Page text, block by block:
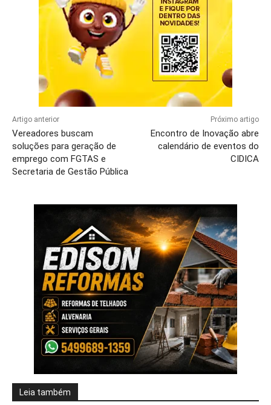
Artigo anterior
Vereadores buscam
soluções para geração de
emprego com FGTAS e
Secretaria de Gestão Pública
Próximo artigo
Encontro de Inovação abre
calendário de eventos do
CIDICA
Leia também